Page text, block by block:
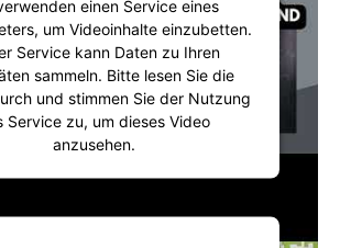
einen Service eines
um Videoinhalte einzubetten.
Service kann Daten zu Ihren
sammeln. Bitte lesen Sie die
und stimmen Sie der Nutzung
Service zu, um dieses Video
anzusehen.